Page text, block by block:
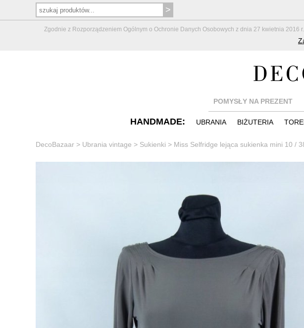
Zgodnie z Rozporządzeniem Ogólnym o Ochronie Danych Osobowych z dnia 27 kwietnia 2016
POMYSŁY NA PREZENT
HANDMADE: UBRANIA BIŻUTERIA
DecoBazaar > Ubrania vintage > Sukienki > Miss Selfridge lejąca sukienka mini 10 /